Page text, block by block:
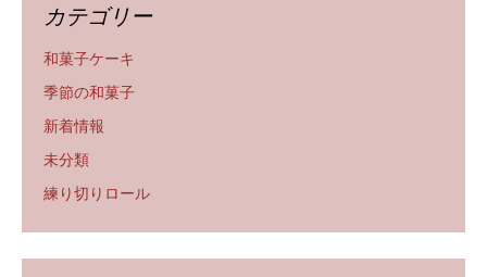
カテゴリー
和菓子ケーキ
季節の和菓子
新着情報
未分類
練り切りロール